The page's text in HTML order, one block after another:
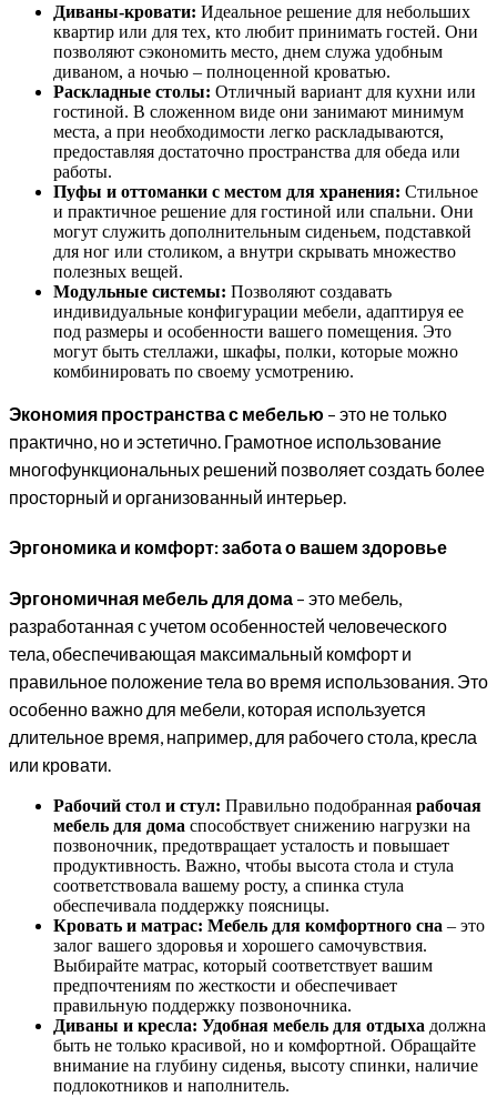
Диваны-кровати: Идеальное решение для небольших
квартир или для тех, кто любит принимать гостей. Они
позволяют сэкономить место, днем служа удобным
диваном, а ночью – полноценной кроватью.
Раскладные столы: Отличный вариант для кухни или
гостиной. В сложенном виде они занимают минимум
места, а при необходимости легко раскладываются,
предоставляя достаточно пространства для обеда или
работы.
Пуфы и оттоманки с местом для хранения: Стильное
и практичное решение для гостиной или спальни. Они
могут служить дополнительным сиденьем, подставкой
для ног или столиком, а внутри скрывать множество
полезных вещей.
Модульные системы: Позволяют создавать
индивидуальные конфигурации мебели, адаптируя ее
под размеры и особенности вашего помещения. Это
могут быть стеллажи, шкафы, полки, которые можно
комбинировать по своему усмотрению.
Экономия пространства с мебелью – это не только
практично, но и эстетично. Грамотное использование
многофункциональных решений позволяет создать более
просторный и организованный интерьер.
Эргономика и комфорт: забота о вашем здоровье
Эргономичная мебель для дома – это мебель,
разработанная с учетом особенностей человеческого
тела, обеспечивающая максимальный комфорт и
правильное положение тела во время использования. Это
особенно важно для мебели, которая используется
длительное время, например, для рабочего стола, кресла
или кровати.
Рабочий стол и стул: Правильно подобранная рабочая
мебель для дома способствует снижению нагрузки на
позвоночник, предотвращает усталость и повышает
продуктивность. Важно, чтобы высота стола и стула
соответствовала вашему росту, а спинка стула
обеспечивала поддержку поясницы.
Кровать и матрас: Мебель для комфортного сна – это
залог вашего здоровья и хорошего самочувствия.
Выбирайте матрас, который соответствует вашим
предпочтениям по жесткости и обеспечивает
правильную поддержку позвоночника.
Диваны и кресла: Удобная мебель для отдыха должна
быть не только красивой, но и комфортной. Обращайте
внимание на глубину сиденья, высоту спинки, наличие
подлокотников и наполнитель.